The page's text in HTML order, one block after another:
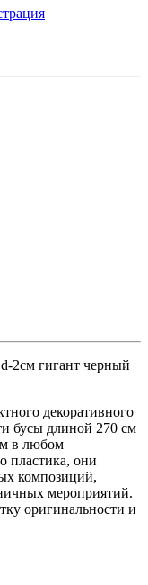
2см гигант черный
декоративного
бусы длиной 270 см
в любом
пластика, они
композиций,
мероприятий.
оригинальности и